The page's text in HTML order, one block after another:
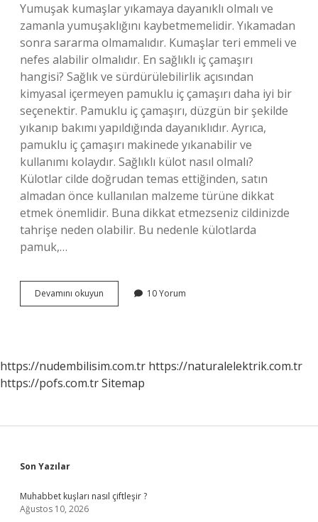
Yumuşak kumaşlar yıkamaya dayanıklı olmalı ve
zamanla yumuşaklığını kaybetmemelidir. Yıkamadan
sonra sararma olmamalıdır. Kumaşlar teri emmeli ve
nefes alabilir olmalıdır. En sağlıklı iç çamaşırı
hangisi? Sağlık ve sürdürülebilirlik açısından
kimyasal içermeyen pamuklu iç çamaşırı daha iyi bir
seçenektir. Pamuklu iç çamaşırı, düzgün bir şekilde
yıkanıp bakımı yapıldığında dayanıklıdır. Ayrıca,
pamuklu iç çamaşırı makinede yıkanabilir ve
kullanımı kolaydır. Sağlıklı külot nasıl olmalı?
Külotlar cilde doğrudan temas ettiğinden, satın
almadan önce kullanılan malzeme türüne dikkat
etmek önemlidir. Buna dikkat etmezseniz cildinizde
tahrişe neden olabilir. Bu nedenle külotlarda
pamuk,…
Devamını okuyun
Çamaşırı
10 Yorum
https://nudembilisim.com.tr https://naturalelektrik.com.tr
https://pofs.com.trSitemap
Sidebar
Son Yazılar
Muhabbet kuşları nasıl çiftleşir ?
Ağustos 10, 2026